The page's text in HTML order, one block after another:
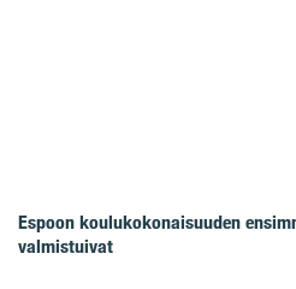
Espoon koulukokonaisuuden
valmistuivat